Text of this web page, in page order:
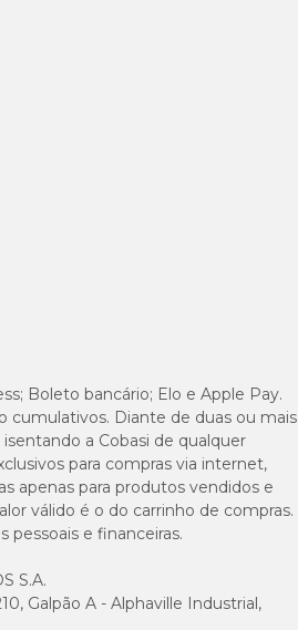
Boleto bancário; Elo e Apple Pay.
cumulativos. Diante de duas ou mais
a Cobasi de qualquer
para compras via internet,
apenas para produtos vendidos e
válido é o do carrinho de compras.
pessoais e financeiras.
S.A.
Galpão A - Alphaville Industrial,